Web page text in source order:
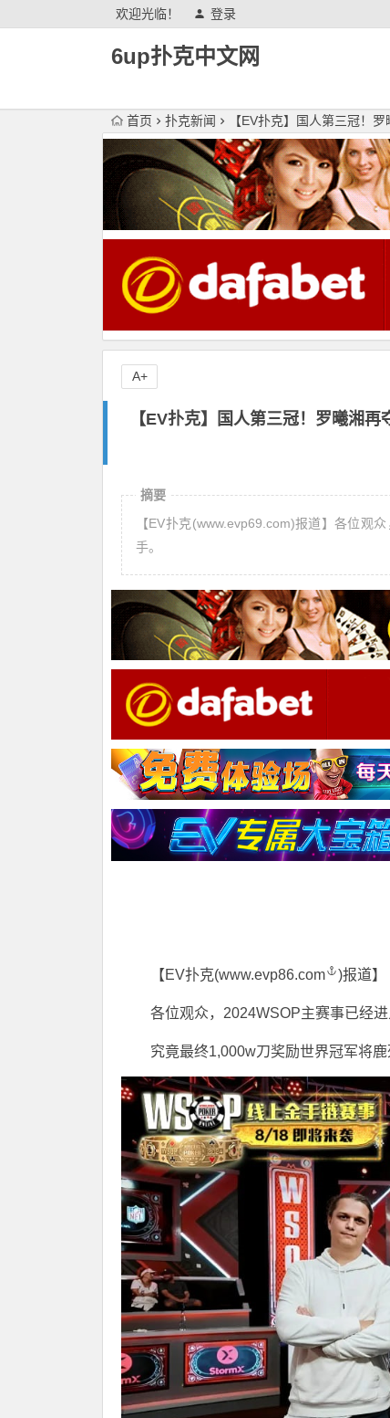
欢迎光临！ 登录
6up扑克中文网
首页 扑克新闻 【EV扑克】国人第三冠！
【EV扑克】国人第三冠！罗曦湘
A+
摘要
【EV扑克(www.evp69.com)报道】各位观
手。
【EV扑克(www.evp86.com )报道】
各位观众，2024WSOP主赛事已经
究竟最终1,000w刀奖励世界冠军将